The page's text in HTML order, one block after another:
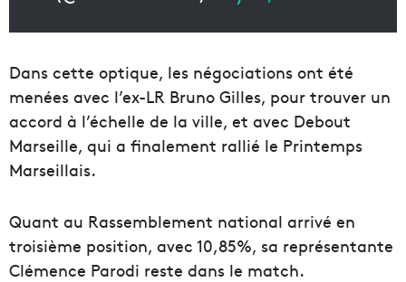
Dans cette optique, les négociations ont été
menées avec l’ex-LR Bruno Gilles, pour trouver un
accord à l’échelle de la ville, et avec Debout
Marseille, qui a finalement rallié le Printemps
Marseillais.
Quant au Rassemblement national arrivé en
troisième position, avec 10,85%, sa représentante
Clémence Parodi reste dans le match.